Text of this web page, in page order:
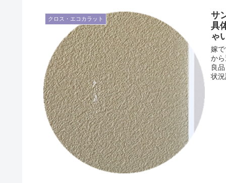
クロス・エコカラット
サ
具
ゃ
嫁
か
良
状